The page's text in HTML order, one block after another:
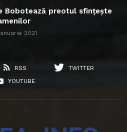
Bobotează preotul sfințește
2021
RSS
TWITTER
YOUTUBE